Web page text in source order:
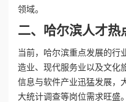
领域。
二、哈尔滨人才热
当前，哈尔滨重点发展的行
造业、现代服务业以及文化
信息与软件产业迅猛发展，
大统计调查等岗位需求旺盛